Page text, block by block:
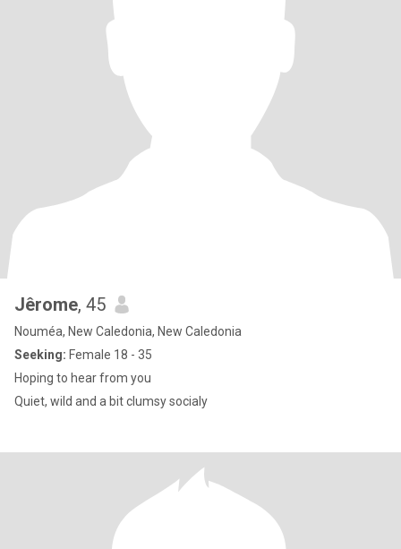
Jêrome, 45
Nouméa, New Caledonia, New Caledonia
Seeking: Female 18 - 35
Hoping to hear from you
Quiet, wild and a bit clumsy socialy